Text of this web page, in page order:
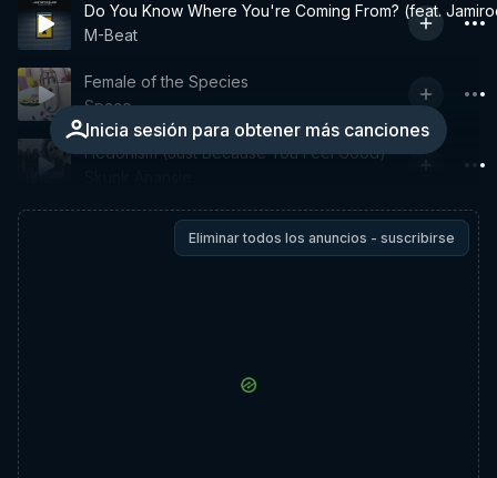
Do You Know Where You're Coming From? (feat.
M-Beat
Inicia sesión para obtener más canciones
Female of the Species
Space
Hedonism (Just Because You Feel Good)
Eliminar todos los anuncios - suscribirse